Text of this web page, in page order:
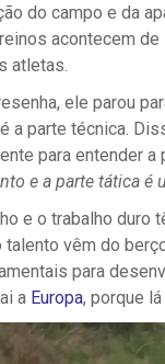
do campo e da
acontecem
atletas.
ele parou
a parte técnica.
para entender
e a parte tática é
e o trabalho duro
talento vêm do
para
a Europa, porque